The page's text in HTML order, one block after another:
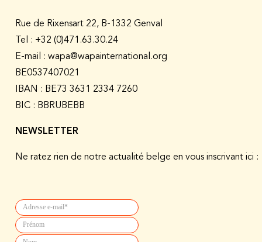
Rue de Rixensart 22, B-1332 Genval
Tel : +32 (0)471.63.30.24
E-mail : wapa@wapainternational.org
BE0537407021
IBAN : BE73 3631 2334 7260
BIC : BBRUBEBB
NEWSLETTER
Ne ratez rien de notre actualité belge en vous inscrivant ici :